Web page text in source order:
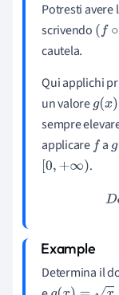
Potresti avere
scrivendo (f∘ g)
cautela.
Qui applichi
un valoreg(x)=
sempre
applicaref ag
[0,+∞)
.
Determina il